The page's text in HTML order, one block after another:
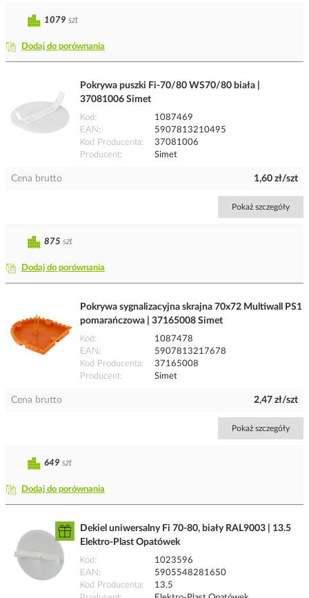
Dodaj do porównania
1079 szt
Pokrywa puszki Fi-70/80 WS70/80 biała |
37081006 Simet
Kod
1087469
EAN
5907813210495
Kod Producenta
37081006
Producent
Simet
Cena brutto 1,60 zł/szt
Pokaż szczegóły
Dodaj do porównania
875 szt
Pokrywa sygnalizacyjna skrajna 70x72 Multiwall PS1
pomarańczowa | 37165008 Simet
Kod
1087478
EAN
5907813217678
Kod Producenta
37165008
Producent
Simet
Cena brutto 2,47 zł/szt
Pokaż szczegóły
Dodaj do porównania
649 szt
Dekiel uniwersalny Fi 70-80, biały RAL9003 | 13.5
Elektro-Plast Opatówek
Kod
1023596
EAN
5905548281650
Kod Producenta
13.5